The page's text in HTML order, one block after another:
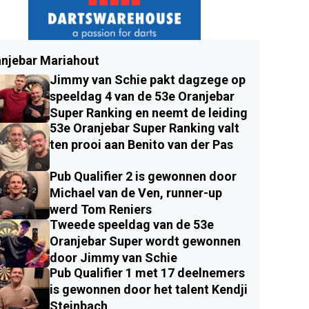
Mariahout
Jimmy van Schie pakt dagzege op
speeldag 4 van de 53e Oranjebar
Super Ranking en neemt de leiding
53e Oranjebar Super Ranking valt
ten prooi aan Benito van der Pas
Pub Qualifier 2 is gewonnen door
Michael van de Ven, runner-up
werd Tom Reniers
Tweede speeldag van de 53e
Oranjebar Super wordt gewonnen
door Jimmy van Schie
Pub Qualifier 1 met 17 deelnemers
is gewonnen door het talent Kendji